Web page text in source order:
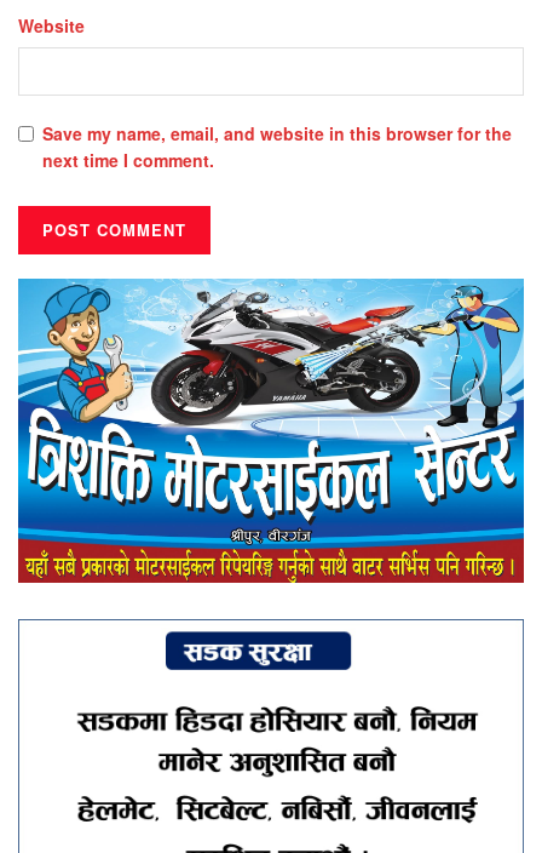
Website
Save my name, email, and website in this browser for the
next time I comment.